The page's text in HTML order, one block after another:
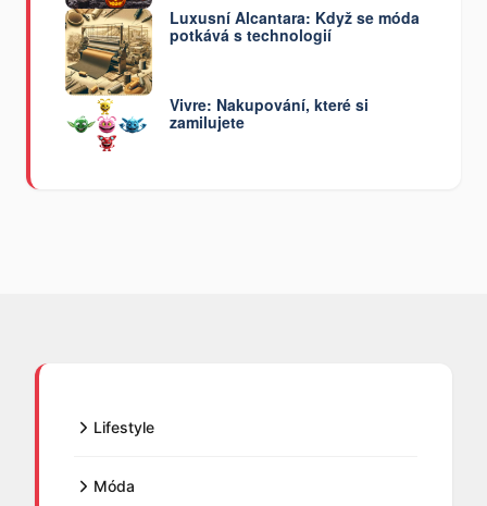
Luxusní Alcantara: Když se móda
potkává s technologií
Vivre: Nakupování, které si
zamilujete
Lifestyle
Móda